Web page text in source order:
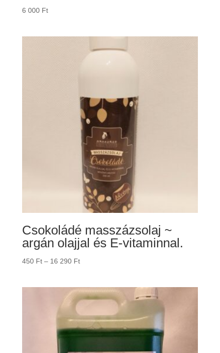
6 000 Ft
Csokoládé masszázsolaj ~
argán olajjal és E-vitaminnal.
450 Ft – 16 290 FtÁrtartomány:
16